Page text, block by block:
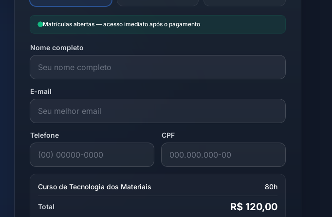
Matrículas abertas — acesso imediato após o pagamento
Nome completo
E-mail
Telefone CPF
Curso de Tecnologia dos Materiais 80h
Total R$ 120,00